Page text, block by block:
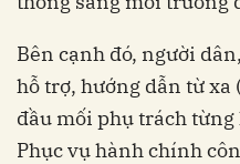
Bên cạnh đó, người
hỗ trợ, hướng dẫn từ
đầu mối phụ trách
Phục vụ hành chính